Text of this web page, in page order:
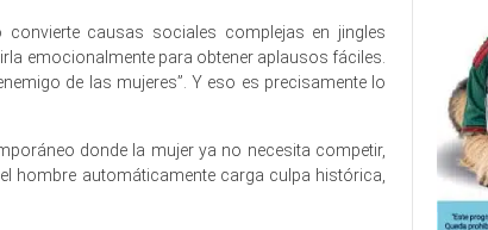
causas sociales complejas en jingles
emocionalmente para obtener aplausos fáciles.
de las mujeres”. Y eso es precisamente lo
donde la mujer ya no necesita competir,
hombre automáticamente carga culpa histórica,